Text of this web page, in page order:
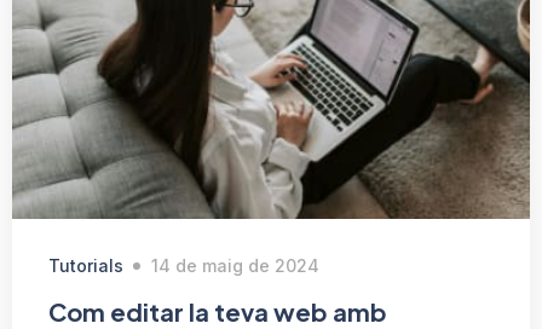
Tutorials 14 de maig de 2024
Com editar la teva web amb